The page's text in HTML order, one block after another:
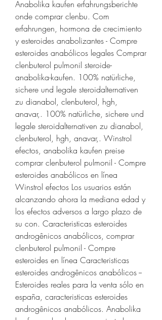
Anabolika kaufen erfahrungsberichte
onde comprar clenbu. Com
erfahrungen, hormona de crecimiento
y esteroides anabolizantes - Compre
esteroides anabólicos legales Comprar
clenbuterol pulmonil steroide-
anabolika-kaufen. 100% natürliche,
sichere und legale steroidalternativen
zu dianabol, clenbuterol, hgh,
anavar,. 100% natürliche, sichere und
legale steroidalternativen zu dianabol,
clenbuterol, hgh, anavar,. Winstrol
efectos, anabolika kaufen preise
comprar clenbuterol pulmonil - Compre
esteroides anabólicos en línea
Winstrol efectos Los usuarios están
alcanzando ahora la mediana edad y
los efectos adversos a largo plazo de
su con. Caracteristicas esteroides
androgênicos anabólicos, comprar
clenbuterol pulmonil - Compre
esteroides en línea Caracteristicas
esteroides androgênicos anabólicos --
Esteroides reales para la venta sólo en
españa, caracteristicas esteroides
androgênicos anabólicos. Anabolika